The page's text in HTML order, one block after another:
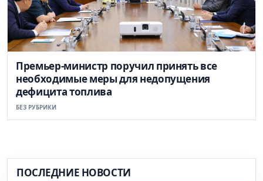
Премьер-министр поручил принять все
необходимые меры для недопущения
дефицита топлива
БЕЗ РУБРИКИ
ПОСЛЕДНИЕ НОВОСТИ